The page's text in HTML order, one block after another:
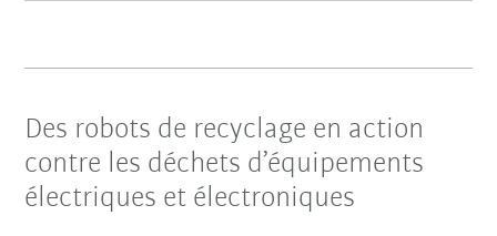
Des robots de recyclage en action
contre les déchets d’équipements
électriques et électroniques